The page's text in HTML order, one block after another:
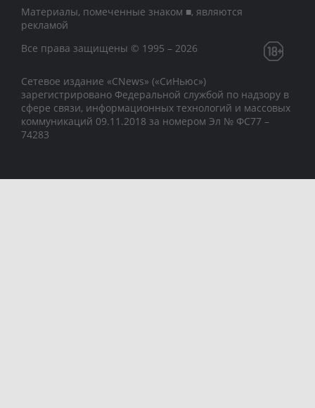
Материалы, помеченные знаком ■, являются
рекламой
Все права защищены © 1995 – 2026
Сетевое издание «CNews» («СиНьюс»)
зарегистрировано Федеральной службой по надзору в
сфере связи, информационных технологий и массовых
коммуникаций 09.11.2018 за номером Эл № ФС77 –
74283